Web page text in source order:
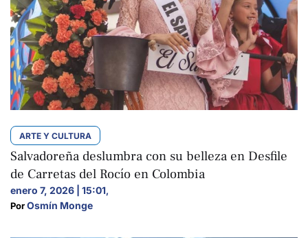
ARTE Y CULTURA
Salvadoreña deslumbra con su belleza en Desfile
de Carretas del Rocío en Colombia
enero 7, 2026 | 15:01,
Por Osmín Monge